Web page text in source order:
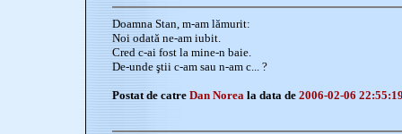
Doamna Stan, m-am lămurit:
Noi odată ne-am iubit.
Cred c-ai fost la mine-n baie.
De-unde ştii c-am sau n-am c... ?
Postat de catre Dan Norea la data de 2006-02-06